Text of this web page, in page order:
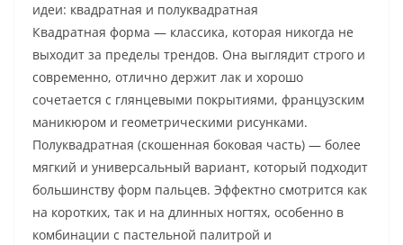
идеи: квадратная и полуквадратная
Квадратная форма — классика, которая никогда не
выходит за пределы трендов. Она выглядит строго и
современно, отлично держит лак и хорошо
сочетается с глянцевыми покрытиями, французским
маникюром и геометрическими рисунками.
Полуквадратная (скошенная боковая часть) — более
мягкий и универсальный вариант, который подходит
большинству форм пальцев. Эффектно смотрится как
на коротких, так и на длинных ногтях, особенно в
комбинации с пастельной палитрой и